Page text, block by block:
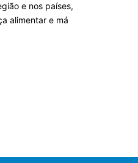
e nos países,
alimentar e má